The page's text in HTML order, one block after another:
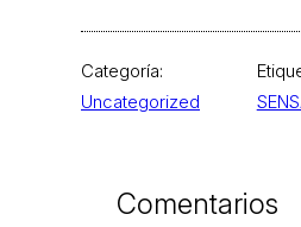
Categoría:
Uncategorized
Comentarios